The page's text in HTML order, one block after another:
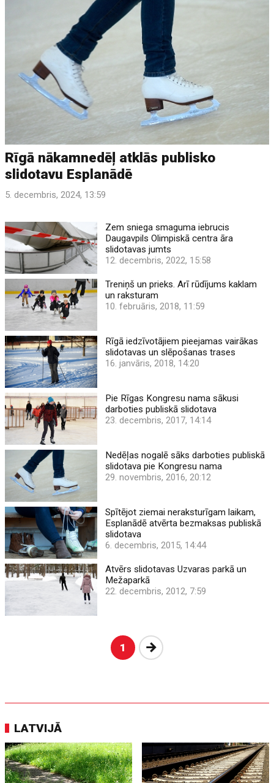
Rīgā nākamnedēļ atklās publisko
slidotavu Esplanādē
5. decembris, 2024, 13:59
Zem sniega smaguma iebrucis
Daugavpils Olimpiskā centra āra
slidotavas jumts
12. decembris, 2022, 15:58
Treniņš un prieks. Arī rūdījums kaklam
un raksturam
10. februāris, 2018, 11:59
Rīgā iedzīvotājiem pieejamas vairākas
slidotavas un slēpošanas trases
16. janvāris, 2018, 14:20
Pie Rīgas Kongresu nama sākusi
darboties publiskā slidotava
23. decembris, 2017, 14:14
Nedēļas nogalē sāks darboties publiskā
slidotava pie Kongresu nama
29. novembris, 2016, 20:12
Spītējot ziemai neraksturīgam laikam,
Esplanādē atvērta bezmaksas publiskā
slidotava
6. decembris, 2015, 14:44
Atvērs slidotavas Uzvaras parkā un
Mežaparkā
22. decembris, 2012, 7:59
1 Nākošā
LATVIJĀ